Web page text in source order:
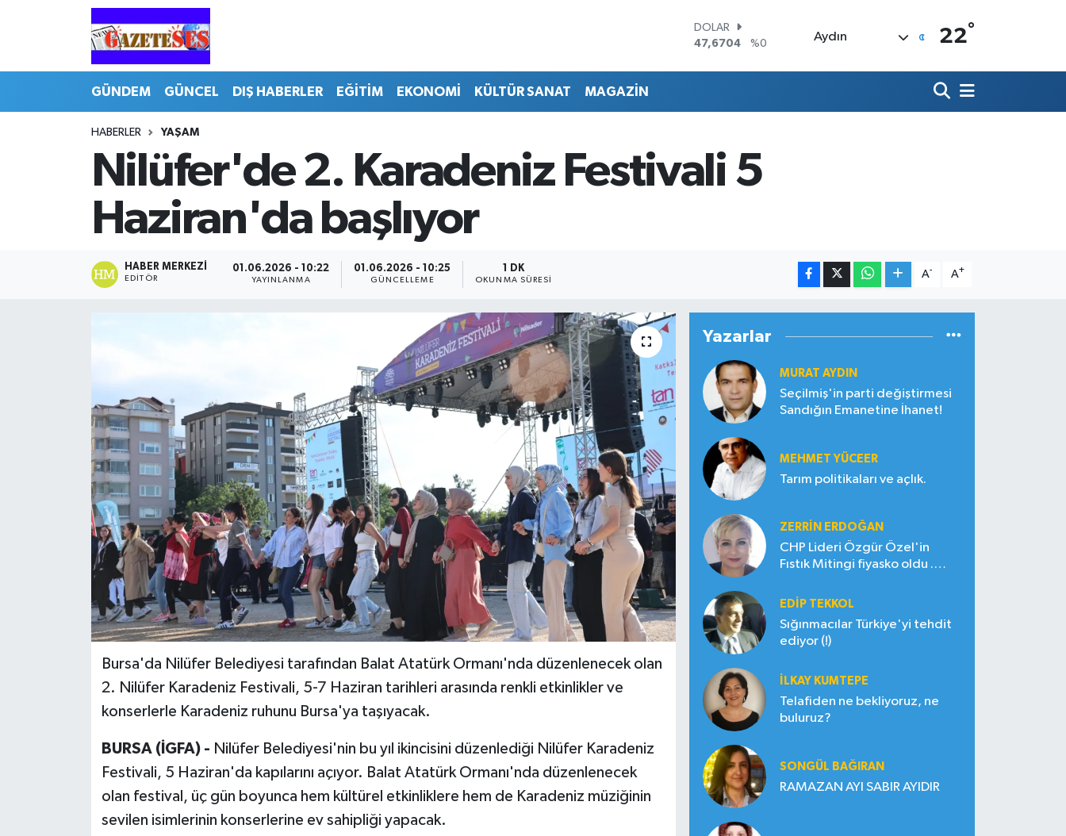
DOLAR
47,6704
%0
BİST100
13.799
%70
BITCOIN
Aydın 22°
GÜNDEM GÜNCEL DIŞ HABERLER EĞİTİM EKONOMİ KÜLTÜR SANAT MAGAZİN
HABERLER YAŞAM
Nilüfer'de 2. Karadeniz Festivali 5
Haziran'da başlıyor
HABER MERKEZI
EDITÖR
01.06.2026 - 10:22
YAYINLANMA
01.06.2026 - 10:25
GÜNCELLEME
1 DK
OKUNMA SÜRESI
A- A+
Bursa'da Nilüfer Belediyesi tarafından Balat Atatürk Ormanı'nda düzenlenecek olan
2. Nilüfer Karadeniz Festivali, 5-7 Haziran tarihleri arasında renkli etkinlikler ve
konserlerle Karadeniz ruhunu Bursa'ya taşıyacak.
BURSA (İGFA) - Nilüfer Belediyesi'nin bu yıl ikincisini düzenlediği Nilüfer Karadeniz
Festivali, 5 Haziran'da kapılarını açıyor. Balat Atatürk Ormanı'nda düzenlenecek
olan festival, üç gün boyunca hem kültürel etkinliklere hem de Karadeniz müziğinin
sevilen isimlerinin konserlerine ev sahipliği yapacak.
Yazarlar
MURAT AYDIN
Seçilmiş'in parti değiştirmesi
Sandığın Emanetine İhanet!
MEHMET YÜCEER
Tarım politikaları ve açlık.
ZERRIN ERDOĞAN
CHP Lideri Özgür Özel'in
Fıstık Mitingi fiyasko oldu .
EDIP TEKKOL
Sığınmacılar Türkiye'yi tehdit
ediyor (!)
İLKAY KUMTEPE
Telafiden ne bekliyoruz, ne
buluruz?
SONGÜL BAĞIRAN
RAMAZAN AYI SABIR AYIDIR